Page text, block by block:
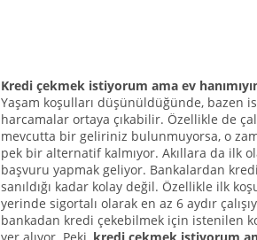
Kredi çekmek istiyorum ama ev
Yaşam koşulları düşünüldüğünde, bazen
harcamalar ortaya çıkabilir. Özellikle de
mevcutta bir geliriniz bulunmuyorsa, o
pek bir alternatif kalmıyor. Akıllara da ilk
başvuru yapmak geliyor. Bankalardan
sanıldığı kadar kolay değil. Özellikle ilk
yerinde sigortalı olarak en az 6 aydır
bankadan kredi çekebilmek için istenilen